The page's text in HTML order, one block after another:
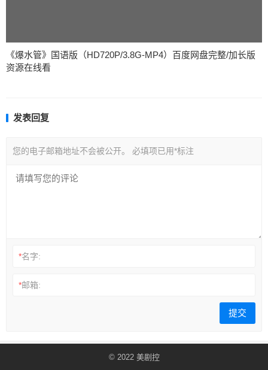
《爆水管》国语版（HD720P/3.8G-MP4）百度网盘完整/加长版
资源在线看
发表回复
您的电子邮箱地址不会被公开。 必填项已用*标注
*名字:
*邮箱:
© 2022 美剧控